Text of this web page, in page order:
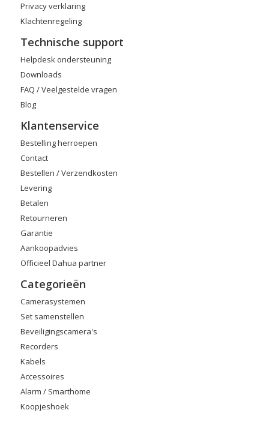
Privacy verklaring
Klachtenregeling
Technische support
Helpdesk ondersteuning
Downloads
FAQ / Veelgestelde vragen
Blog
Klantenservice
Bestelling herroepen
Contact
Bestellen / Verzendkosten
Levering
Betalen
Retourneren
Garantie
Aankoopadvies
Officieel Dahua partner
Categorieën
Camerasystemen
Set samenstellen
Beveiligingscamera's
Recorders
Kabels
Accessoires
Alarm / Smarthome
Koopjeshoek